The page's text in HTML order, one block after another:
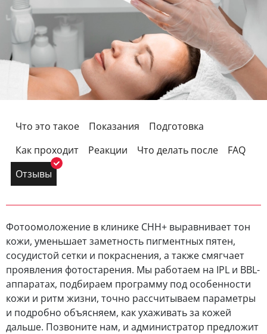
Что это такое Показания
Подготовка
Как проходит
Реакции Что делать после
FAQ
Отзывы
Фотоомоложение в клинике CHH+ выравнивает тон
кожи, уменьшает заметность пигментных пятен,
сосудистой сетки и покраснения, а также смягчает
проявления фотостарения. Мы работаем на IPL и BBL-
аппаратах, подбираем программу под особенности
кожи и ритм жизни, точно рассчитываем параметры
и подробно объясняем, как ухаживать за кожей
дальше. Позвоните нам, и администратор предложит